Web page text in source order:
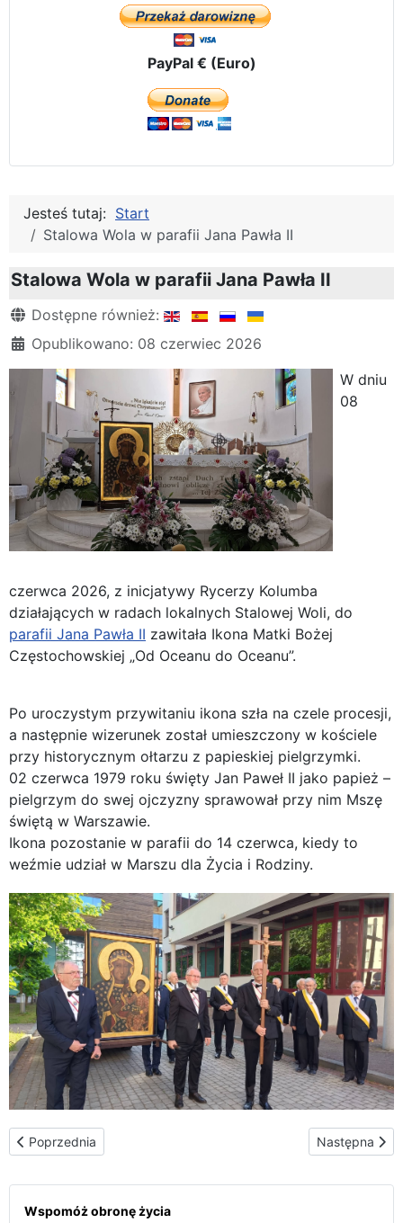
PayPal € (Euro)
Jesteś tutaj: Start
Stalowa Wola w parafii Jana Pawła II
Stalowa Wola w parafii Jana Pawła II
Szczegóły
Dostępne również:
Opublikowano: 08 czerwiec 2026
W dniu
08
czerwca 2026, z inicjatywy Rycerzy Kolumba
działających w radach lokalnych Stalowej Woli, do
parafii Jana Pawła II zawitała Ikona Matki Bożej
Częstochowskiej „Od Oceanu do Oceanu”.
Po uroczystym przywitaniu ikona szła na czele procesji,
a następnie wizerunek został umieszczony w kościele
przy historycznym ołtarzu z papieskiej pielgrzymki.
02 czerwca 1979 roku święty Jan Paweł II jako papież –
pielgrzym do swej ojczyzny sprawował przy nim Mszę
świętą w Warszawie.
Ikona pozostanie w parafii do 14 czerwca, kiedy to
weźmie udział w Marszu dla Życia i Rodziny.
Poprzednia strona: Wyjątkowy czas łaski: Peregrynacja Ikony
Poprzednia Następna
Następna
Wspomóż obronę życia